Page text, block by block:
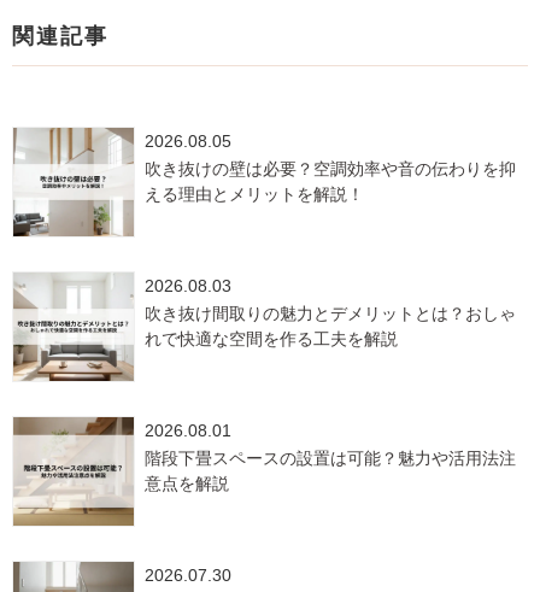
関連記事
2026.08.05
吹き抜けの壁は必要？空調効率や音の伝わりを抑
える理由とメリットを解説！
2026.08.03
吹き抜け間取りの魅力とデメリットとは？おしゃ
れで快適な空間を作る工夫を解説
2026.08.01
階段下畳スペースの設置は可能？魅力や活用法注
意点を解説
2026.07.30